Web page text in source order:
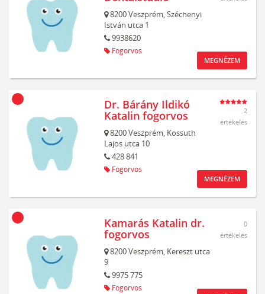
8200Veszprém,Széchenyi
István utca 1
9938620
Fogorvos
MEGNÉZEM
Dr. Bárány Ildikó
Katalin fogorvos
8200Veszprém, Kossuth
Lajos utca 10
428 841
Fogorvos
2
értékelés
MEGNÉZEM
Kamarás Katalin dr.
fogorvos
8200Veszprém, Kereszt utca
9
9975 775
Fogorvos
0
értékelés